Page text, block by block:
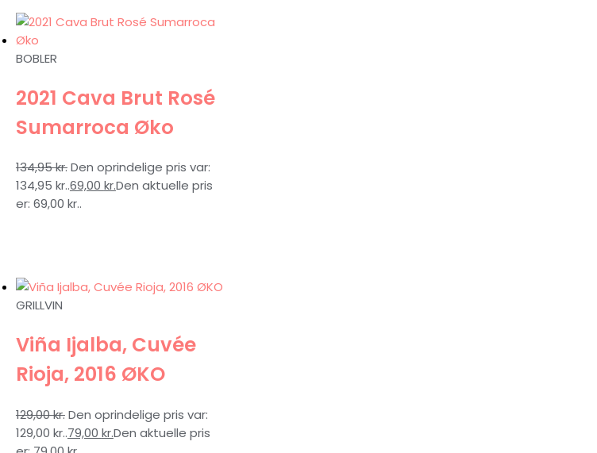
BOBLER
2021 Cava Brut Rosé
Sumarroca Øko
134,95kr.Den oprindelige pris var:
134,95 kr..69,00 kr.Den aktuelle pris
er: 69,00 kr..
GRILLVIN
Viña Ijalba, Cuvée
Rioja, 2016 ØKO
129,00kr.Den oprindelige pris var:
129,00 kr..79,00 kr.Den aktuelle pris